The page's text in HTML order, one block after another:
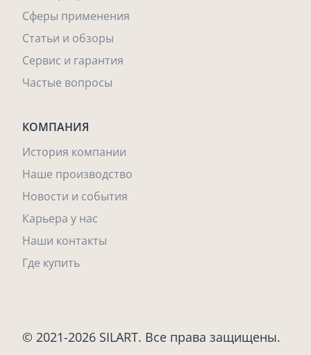
Сферы применения
Статьи и обзоры
Сервис и гарантия
Частые вопросы
КОМПАНИЯ
История компании
Наше производство
Новости и события
Карьера у нас
Наши контакты
Где купить
© 2021-2026 SILART. Все права защищены.